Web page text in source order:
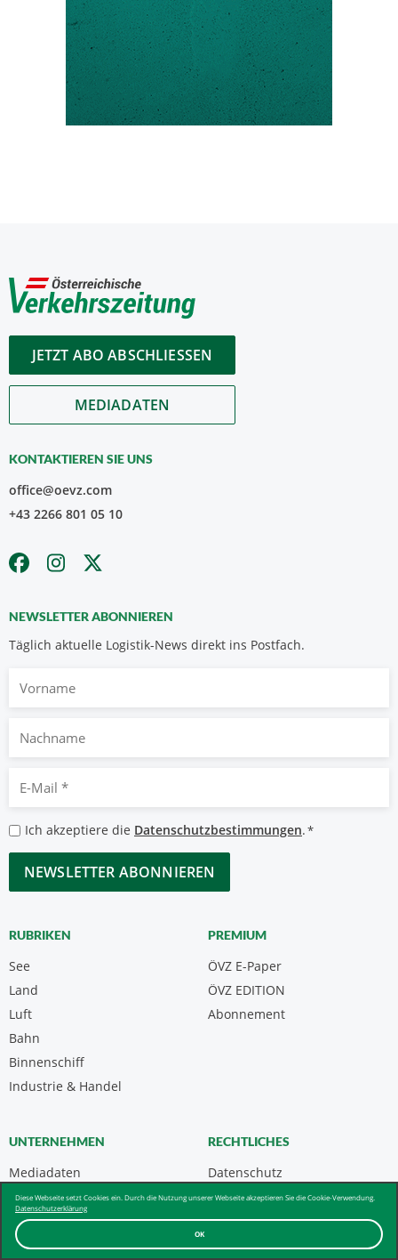
OK
Diese Webseite setzt Cookies ein. Durch die Nutzung unserer Webseite akzeptieren Sie die Cookie-Verwendung.
Datenschutzerklärung
JETZT ABO ABSCHLIESSEN
MEDIADATEN
KONTAKTIEREN SIE UNS
office@oevz.com
+43 2266 801 05 10
NEWSLETTER ABONNIEREN
Täglich aktuelle Logistik-News direkt ins Postfach.
Nachname
Mail
*
Datenschutzbestimmungen
*
Ich akzeptiere die Datenschutzbestimmungen.*
CAPTCHA
RUBRIKEN
See
Land
Luft
Bahn
Binnenschiff
Industrie & Handel
PREMIUM
ÖVZ E-Paper
Abonnement
ÖVZ EDITION
UNTERNEHMEN
Mediadaten
Kontakt
Über uns & AGB
RECHTLICHES
Datenschutz
Impressum